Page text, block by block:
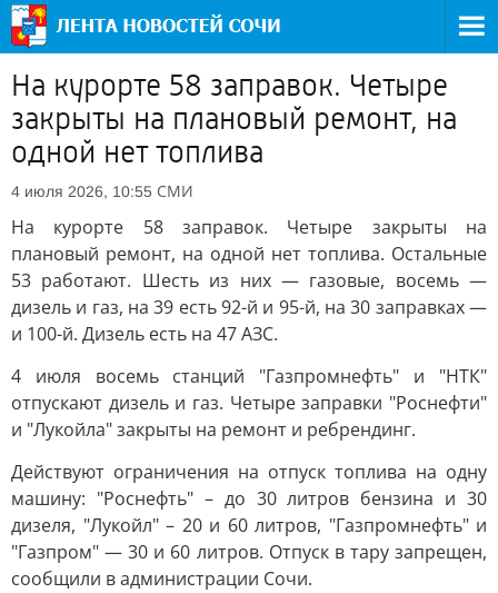
На курорте 58 заправок. Четыре
закрыты на плановый ремонт, на
одной нет топлива
4 июля 2026, 10:55 СМИ
На курорте 58 заправок. Четыре закрыты на
плановый ремонт, на одной нет топлива. Остальные
53 работают. Шесть из них — газовые, восемь —
дизель и газ, на 39 есть 92-й и 95-й, на 30 заправках —
и 100-й. Дизель есть на 47 АЗС.
4 июля восемь станций "Газпромнефть" и "НТК"
отпускают дизель и газ. Четыре заправки "Роснефти"
и "Лукойла" закрыты на ремонт и ребрендинг.
Действуют ограничения на отпуск топлива на одну
машину: "Роснефть" – до 30 литров бензина и 30
дизеля, "Лукойл" – 20 и 60 литров, "Газпромнефть" и
"Газпром" — 30 и 60 литров. Отпуск в тару запрещен,
сообщили в администрации Сочи.